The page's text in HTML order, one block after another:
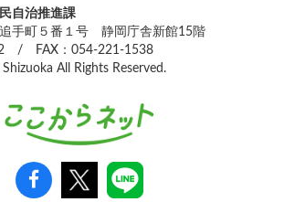
自治推進課
手町５番１号 静岡庁舎新館15階
/ FAX：054-221-1538
All Rights Reserved.